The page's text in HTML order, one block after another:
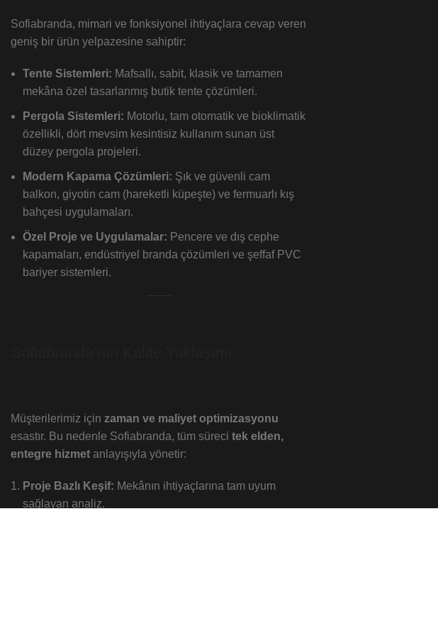
Sofiabranda, mimari ve fonksiyonel ihtiyaçlara cevap veren
geniş bir ürün yelpazesine sahiptir:
Tente Sistemleri: Mafsallı, sabit, klasik ve tamamen
mekâna özel tasarlanmış butik tente çözümleri.
Pergola Sistemleri: Motorlu, tam otomatik ve bioklimatik
özellikli, dört mevsim kesintisiz kullanım sunan üst
düzey pergola projeleri.
Modern Kapama Çözümleri: Şık ve güvenli cam
balkon, giyotin cam (hareketli küpeşte) ve fermuarlı kış
bahçesi uygulamaları.
Özel Proje ve Uygulamalar: Pencere ve dış cephe
kapamaları, endüstriyel branda çözümleri ve şeffaf PVC
bariyer sistemleri.
Müşterilerimiz için zaman ve maliyet optimizasyonu
esastır. Bu nedenle Sofiabranda, tüm süreci tek elden,
entegre hizmet anlayışıyla yönetir:
Proje Bazlı Keşif: Mekânın ihtiyaçlarına tam uyum
sağlayan analiz.